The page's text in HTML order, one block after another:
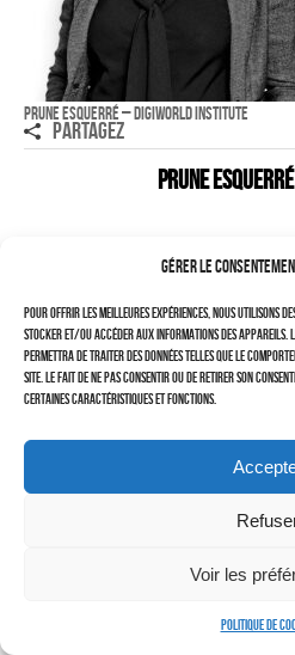
Gérer le
Pour offrir les meilleures expériences, nous utilisons
stocker et/ou accéder aux informations des appareils.
permettra de traiter des données telles que le
site. Le fait de ne pas consentir ou de retirer son
certaines caractéristiques et fonctions.
Voir les
Politique de
Imagerie
TRAVAILLEURS DU XXIÈ
CARNET DE NOTES
Politique de cookies
Prune ESQUERRÉ – Digiworld Institute
PARTAGEZ
Prune